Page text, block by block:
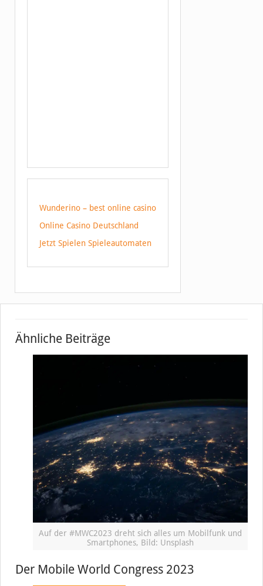
Wunderino – best online casino
Online Casino Deutschland
Jetzt Spielen Spieleautomaten
Ähnliche Beiträge
Auf der #MWC2023 dreht sich alles um Mobilfunk und
Smartphones, Bild: Unsplash
Der Mobile World Congress 2023